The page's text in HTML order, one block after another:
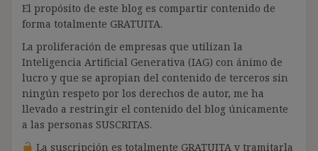
El propósito de este blog es compartir contenido de
forma totalmente GRATUITA.
La proliferación de empresas que utilizan la
Inteligencia Artificial Generativa (IAG) con ánimo de
lucro y que se apropian del contenido de terceros sin
ningún respeto por los derechos de autor, me ha
llevado a restringir el contenido del blog únicamente
a las personas SUSCRITAS.
La suscripción es totalmente GRATUITA y tramitarla